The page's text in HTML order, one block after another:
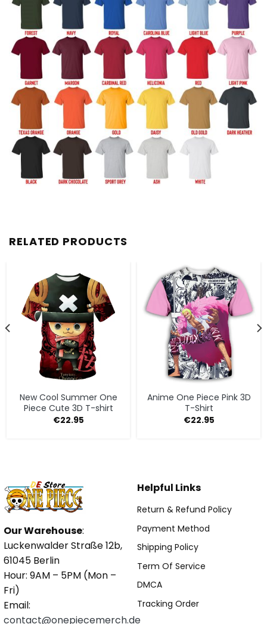
RELATED PRODUCTS
New Cool Summer One
Piece Cute 3D T-shirt
€22.95
Anime One Piece Pink 3D
T-Shirt
€22.95
Our Warehouse:
Luckenwalder Straße 12b,
61045 Berlin
Hour: 9AM – 5PM (Mon –
Fri)
Email:
contact@onepiecemerch.de
Helpful Links
Return & Refund Policy
Payment Method
Shipping Policy
Term Of Service
DMCA
Tracking Order